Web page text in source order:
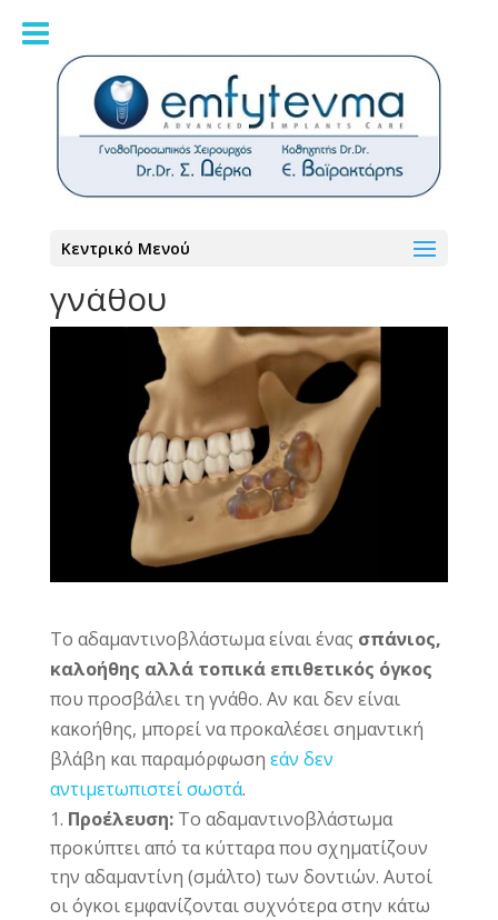
Κεντρικό Μενού
Αδαμαντινοβλάστωμα:
Ένας σπάνιος όγκος της
γνάθου
Το αδαμαντινοβλάστωμα είναι ένας σπάνιος,
καλοήθης αλλά τοπικά επιθετικός όγκος
που προσβάλει τη γνάθο. Αν και δεν είναι
κακοήθης, μπορεί να προκαλέσει σημαντική
βλάβη και παραμόρφωση εάν δεν
αντιμετωπιστεί σωστά.
Προέλευση:Το αδαμαντινοβλάστωμα
προκύπτει από τα κύτταρα που σχηματίζουν
την αδαμαντίνη (σμάλτο) των δοντιών. Αυτοί
οι όγκοι εμφανίζονται συχνότερα στην κάτω